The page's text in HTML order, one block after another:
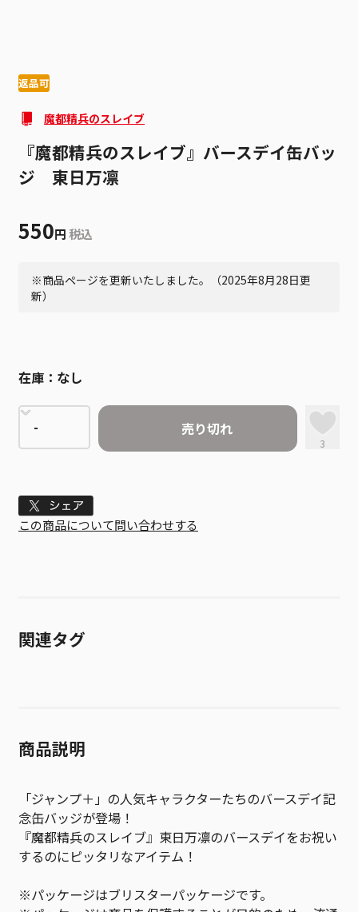
返品可
魔都精兵のスレイブ
『魔都精兵のスレイブ』バースデイ缶バッ
ジ 東日万凛
550円 税込
※商品ページを更新いたしました。（2025年8月28日更
新）
在庫： なし
売り切れ
3
Tweet
この商品について問い合わせする
関連タグ
商品説明
「ジャンプ＋」の人気キャラクターたちのバースデイ記
念缶バッジが登場！
『魔都精兵のスレイブ』東日万凛のバースデイをお祝い
するのにピッタリなアイテム！
※パッケージはブリスターパッケージです。